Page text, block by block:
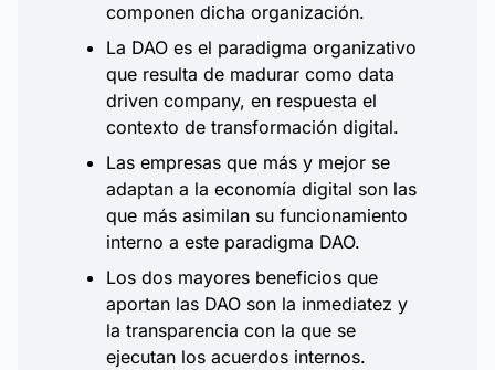
componen dicha organización.
La DAO es el paradigma organizativo
que resulta de madurar como data
driven company, en respuesta el
contexto de transformación digital.
Las empresas que más y mejor se
adaptan a la economía digital son las
que más asimilan su funcionamiento
interno a este paradigma DAO.
Los dos mayores beneficios que
aportan las DAO son la inmediatez y
la transparencia con la que se
ejecutan los acuerdos internos.